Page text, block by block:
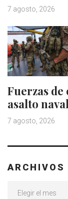
7 agosto, 2026
Fuerzas
asalto
7 agosto, 2026
ARCHIVOS